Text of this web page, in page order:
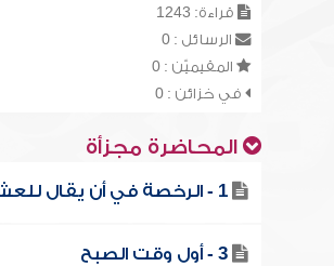
قراءة: 1243
الرسائل : 0
المقيميّن : 0
في خزائن : 0
المحاضرة مجزأة
1 - الرخصة في أن يقال للعشاء: العتمة
3 - أول وقت الصبح